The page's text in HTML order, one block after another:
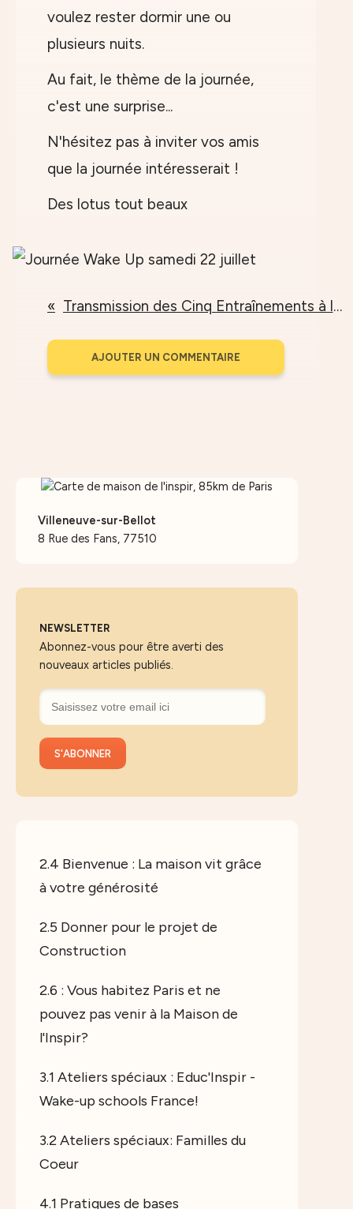
voulez rester dormir une ou
plusieurs nuits.
Au fait, le thème de la journée,
c'est une surprise...
N'hésitez pas à inviter vos amis
que la journée intéresserait !
Des lotus tout beaux
Transmission des Cinq Entraînements à la Pleine Conscience le 25 juin 2017
AJOUTER UN COMMENTAIRE
Villeneuve-sur-Bellot
8 Rue des Fans, 77510
NEWSLETTER
Abonnez-vous pour être averti des
nouveaux articles publiés.
2.4 Bienvenue : La maison vit grâce
à votre générosité
2.5 Donner pour le projet de
Construction
2.6 : Vous habitez Paris et ne
pouvez pas venir à la Maison de
l'Inspir?
3.1 Ateliers spéciaux : Educ'Inspir -
Wake-up schools France!
3.2 Ateliers spéciaux: Familles du
Coeur
4.1 Pratiques de bases